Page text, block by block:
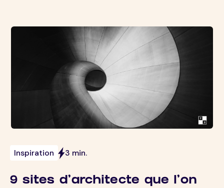
Inspiration 3 min.
9 sites d'architecte que l'on